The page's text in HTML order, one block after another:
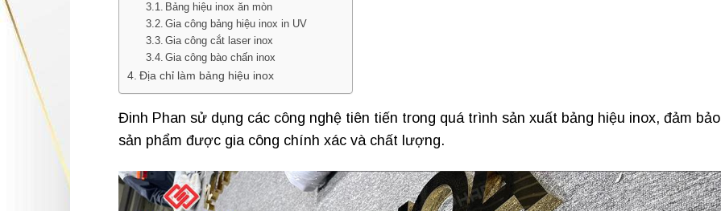
Bảng hiệu inox ăn mòn
Gia công bảng hiệu inox in UV
Gia công cắt laser inox
Gia công bào chấn inox
Địa chỉ làm bảng hiệu inox
Đinh Phan sử dụng các công nghệ tiên tiến trong quá trình sản xuất bảng hiệu inox, đảm bảo
sản phẩm được gia công chính xác và chất lượng.